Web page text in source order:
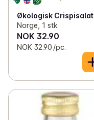
Økologisk Crispisalat
Norge, 1 stk
NOK 32.90
NOK 32.90 /pc.